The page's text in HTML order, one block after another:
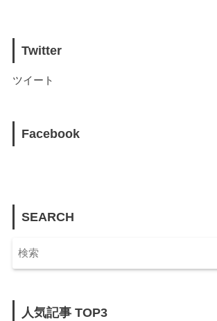
Twitter
ツイート
Facebook
SEARCH
人気記事 TOP3